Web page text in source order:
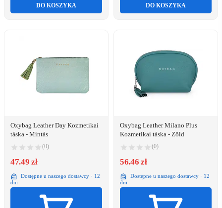
DO KOSZYKA DO KOSZYKA
Oxybag Leather Day Kozmetikai
táska - Mintás
(0)
47.49 zł
Dostępne u naszego dostawcy · 12
dni
Oxybag Leather Milano Plus
Kozmetikai táska - Zöld
(0)
56.46 zł
Dostępne u naszego dostawcy · 12
dni